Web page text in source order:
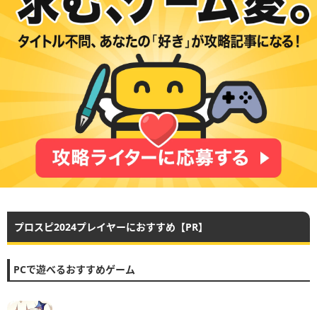
プロスピ2024プレイヤーにおすすめ【PR】
PCで遊べるおすすめゲーム